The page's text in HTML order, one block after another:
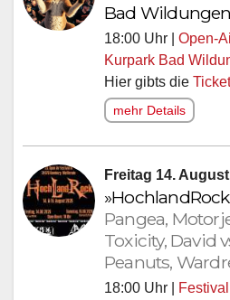
Bad
18:00 Uhr | Open-
Kurpark Bad
Hier gibts die
mehr Details
Freitag 14.
Pangea,
Toxicity, David
Peanuts,
18:00 Uhr | Festival